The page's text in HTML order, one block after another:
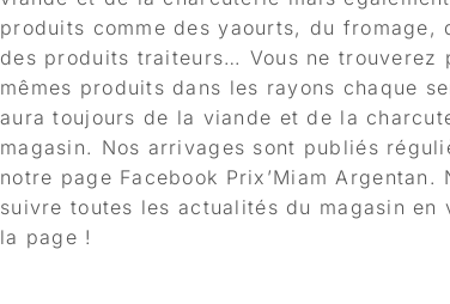
produits comme des yaourts, du fromage,
des produits traiteurs… Vous ne trouverez
mêmes produits dans les rayons chaque
aura toujours de la viande et de la
magasin. Nos arrivages sont publiés
notre page Facebook Prix’Miam Argentan.
suivre toutes les actualités du magasin en
la page !